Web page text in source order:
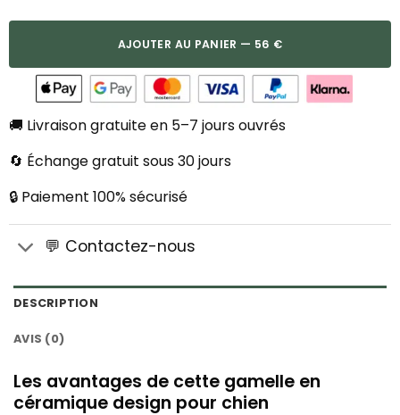
AJOUTER AU PANIER — 56 €
🚚 Livraison gratuite en 5–7 jours ouvrés
🔄 Échange gratuit sous 30 jours
🔒 Paiement 100% sécurisé
💬 Contactez-nous
DESCRIPTION
AVIS (0)
Les avantages de cette gamelle en
céramique design pour chien